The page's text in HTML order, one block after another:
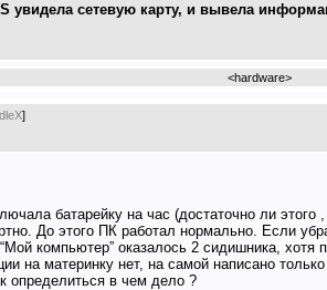
увидела сетевую карту, и вывела
<hardware>
]
батарейку на час (достаточно ли
До этого ПК работал нормально. Если
компьютер” оказалось 2 сидишника, хотя
на материнку нет, на самой написано
определиться в чем дело ?